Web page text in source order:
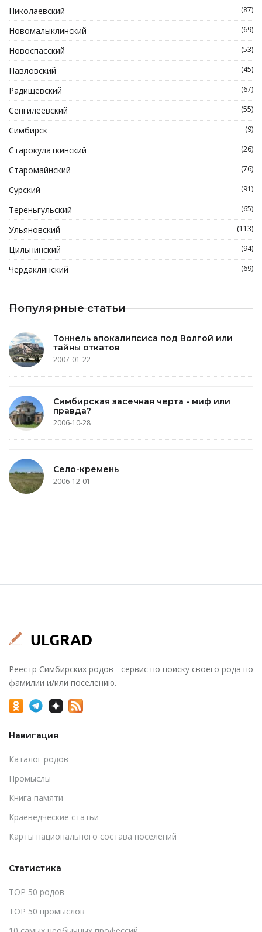
Николаевский (87)
Новомалыклинский (69)
Новоспасский (53)
Павловский (45)
Радищевский (67)
Сенгилеевский (55)
Симбирск (9)
Старокулаткинский (26)
Старомайнский (76)
Сурский (91)
Тереньгульский (65)
Ульяновский (113)
Цильнинский (94)
Чердаклинский (69)
Популярные статьи
Тоннель апокалипсиса под Волгой или
тайны откатов
2007-01-22
Симбирская засечная черта - миф или
правда?
2006-10-28
Село-кремень
2006-12-01
Реестр Симбирских родов - сервис по поиску своего рода по
фамилии и/или поселению.
Навигация
Каталог родов
Промыслы
Книга памяти
Краеведческие статьи
Карты национального состава поселений
Статистика
TOP 50 родов
TOP 50 промыслов